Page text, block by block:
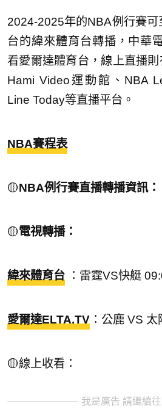
2024-2025年的NBA例行賽
台的緯來體育台轉播，中華
看愛爾達體育台，線上直播則
Hami Video運動館、NBA
Line Today等直播平台。
NBA賽程表
🟡NBA例行賽直播轉播資訊：
🟡電視轉播：
緯來體育台 ：雷霆VS快艇
愛爾達ELTA.TV ：公鹿 VS 太
🟡線上收看：
我是廣告 請繼續